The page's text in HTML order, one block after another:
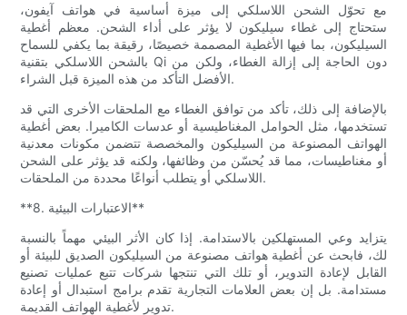
مع تحوّل الشحن اللاسلكي إلى ميزة أساسية في هواتف آيفون،
ستحتاج إلى غطاء سيليكون لا يؤثر على أداء الشحن. معظم أغطية
السيليكون، بما فيها الأغطية المصممة خصيصًا، رقيقة بما يكفي للسماح
بالشحن اللاسلكي بتقنية Qi دون الحاجة إلى إزالة الغطاء، ولكن من
الأفضل التأكد من هذه الميزة قبل الشراء.
بالإضافة إلى ذلك، تأكد من توافق الغطاء مع الملحقات الأخرى التي قد
تستخدمها، مثل الحوامل المغناطيسية أو عدسات الكاميرا. بعض أغطية
الهواتف المصنوعة من السيليكون والمخصصة تتضمن مكونات معدنية
أو مغناطيسات، مما قد يُحسّن من وظائفها، ولكنه قد يؤثر على الشحن
اللاسلكي أو يتطلب أنواعًا محددة من الملحقات.
**8. الاعتبارات البيئية**
يتزايد وعي المستهلكين بالاستدامة. إذا كان الأثر البيئي مهماً بالنسبة
لك، فابحث عن أغطية هواتف مصنوعة من السيليكون الصديق للبيئة أو
القابل لإعادة التدوير، أو تلك التي تنتجها شركات تتبع عمليات تصنيع
مستدامة. بل إن بعض العلامات التجارية تقدم برامج استبدال أو إعادة
تدوير لأغطية الهواتف القديمة.